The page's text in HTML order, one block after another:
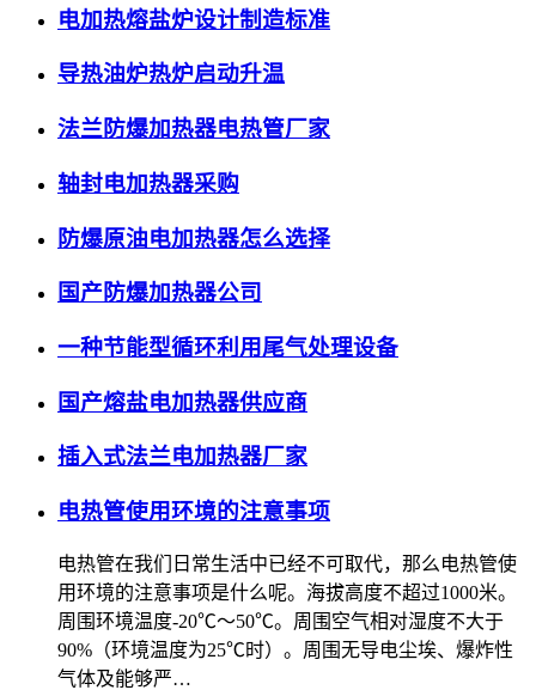
电加热熔盐炉设计制造标准
导热油炉热炉启动升温
法兰防爆加热器电热管厂家
轴封电加热器采购
防爆原油电加热器怎么选择
国产防爆加热器公司
一种节能型循环利用尾气处理设备
国产熔盐电加热器供应商
插入式法兰电加热器厂家
电热管使用环境的注意事项
电热管在我们日常生活中已经不可取代，那么电热管使
用环境的注意事项是什么呢。海拔高度不超过1000米。
周围环境温度-20℃～50℃。周围空气相对湿度不大于
90%（环境温度为25℃时）。周围无导电尘埃、爆炸性
气体及能够严…